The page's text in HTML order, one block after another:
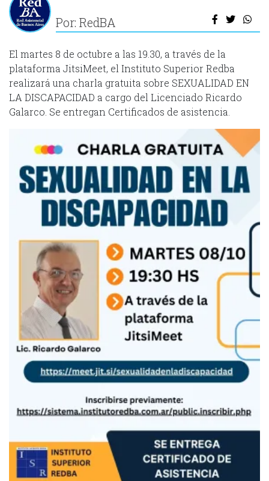
Por: RedBA
El martes 8 de octubre a las 19.30, a través de la
plataforma JitsiMeet, el Instituto Superior Redba
realizará una charla gratuita sobre SEXUALIDAD EN
LA DISCAPACIDAD a cargo del Licenciado Ricardo
Galarco. Se entregan Certificados de asistencia.